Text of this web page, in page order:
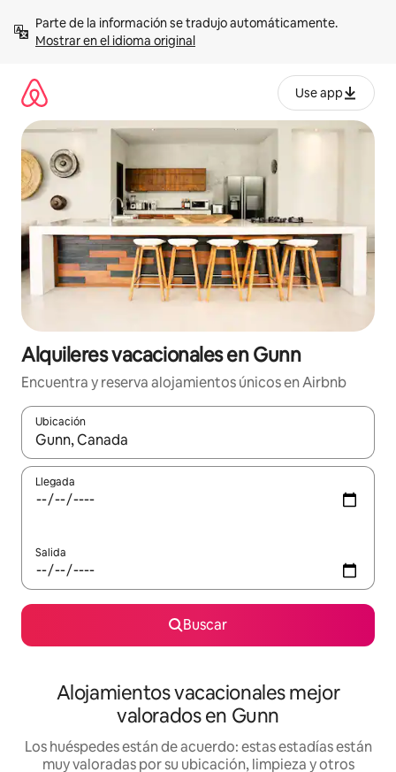
contenidoMostrar en el idioma original
Use app
Alquileres vacacionales en Gunn
Encuentra y reserva alojamientos únicos en Airbnb
Ubicación
Cuando los resultados estén disponibles, navega con las
Llegada
Salida
Buscar
Alojamientos vacacionales mejor
valorados en Gunn
Los huéspedes están de acuerdo: estas estadías están
muy valoradas por su ubicación, limpieza y otros